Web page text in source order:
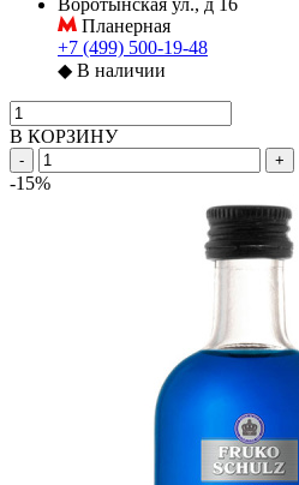
Планерная
+7 (499) 500-19-48
◆ В наличии
В КОРЗИНУ
- +
-15%